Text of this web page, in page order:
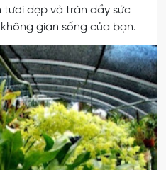
đẹp và tràn đầy sức
gian sống của bạn.